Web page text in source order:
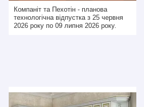
Компаніт та Пехотін - планова
технологічна відпустка з 25 червня
2026 року по 09 липня 2026 року.